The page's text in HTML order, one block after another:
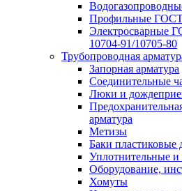
Профильные
Электросварные
10704-91/10705-80
Трубопроводная
Запорная арматура
Соединительные
Люки и
арматура
Метизы
Баки пластиковые
Уплотнительные
Оборудование,
Хомуты